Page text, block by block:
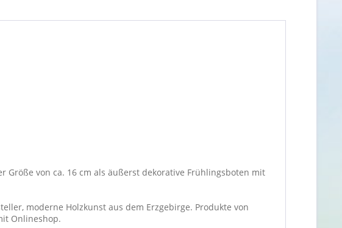
von ca. 16 cm als äußerst dekorative Frühlingsboten mit
moderne Holzkunst aus dem Erzgebirge. Produkte von
Onlineshop.